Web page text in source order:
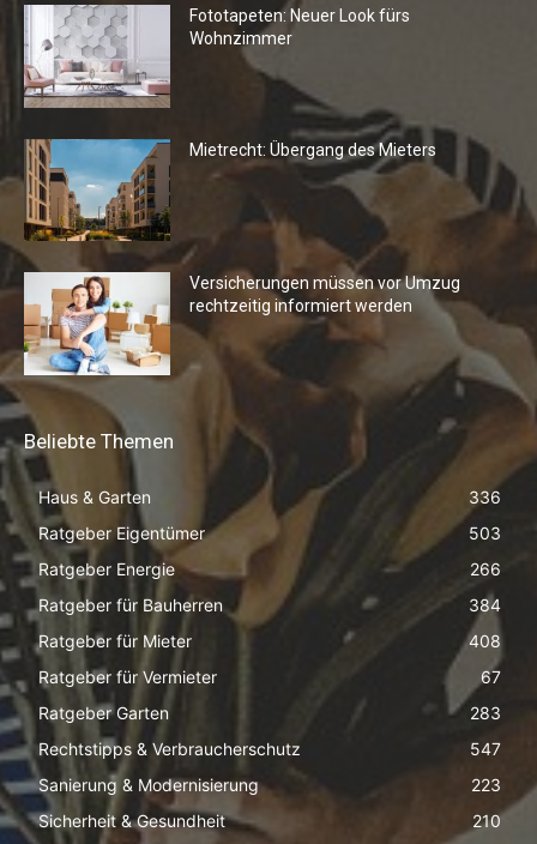
Fototapeten: Neuer Look fürs
Wohnzimmer
Mietrecht: Übergang des Mieters
Versicherungen müssen vor Umzug
rechtzeitig informiert werden
Beliebte Themen
Haus & Garten
336
Ratgeber Eigentümer
503
Ratgeber Energie
266
Ratgeber für Bauherren
384
Ratgeber für Mieter
408
Ratgeber für Vermieter
67
Ratgeber Garten
283
Rechtstipps & Verbraucherschutz
547
Sanierung & Modernisierung
223
Sicherheit & Gesundheit
210